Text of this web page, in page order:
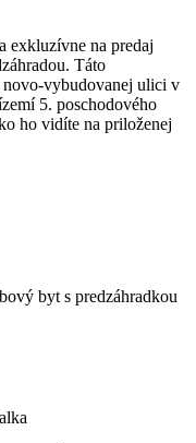
exkluzívne na predaj
Táto
novo-vybudovanej ulici v
5. poschodového
ho vidíte na priloženej
byt s predzáhradkou